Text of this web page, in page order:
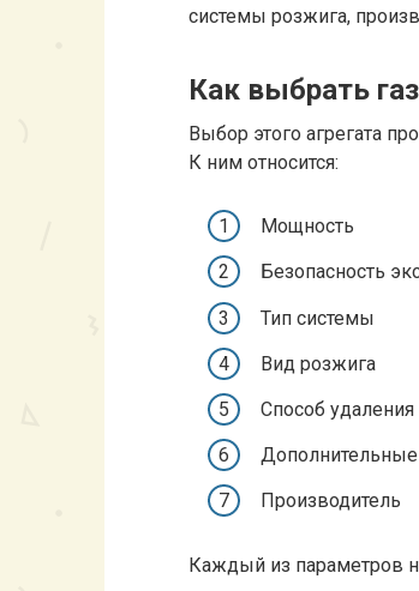
системы розжига,
Как выбрать
Выбор этого агрегата
К ним относится:
Мощность
Безопасность
Тип системы
Вид розжига
Способ
Производитель
Каждый из параметров